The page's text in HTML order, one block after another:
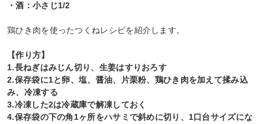
・酒：小さじ1/2
鶏ひき肉を使ったつくねレシピを紹介します。
【作り方】
1.長ねぎはみじん切り、生姜はすりおろす
2.保存袋に1と卵、塩、醤油、片栗粉、鶏ひき肉を加えて揉み込
み、冷凍する
3.冷凍した2は冷蔵庫で解凍しておく
4.保存袋の下の角1ヶ所をハサミで斜めに切り、1口台サイズにな